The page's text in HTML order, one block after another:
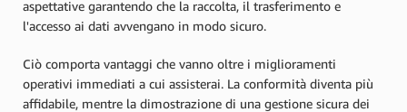
aspettative garantendo che la raccolta, il trasferimento e
l'accesso ai dati avvengano in modo sicuro.
Ciò comporta vantaggi che vanno oltre i miglioramenti
operativi immediati a cui assisterai. La conformità diventa più
affidabile, mentre la dimostrazione di una gestione sicura dei